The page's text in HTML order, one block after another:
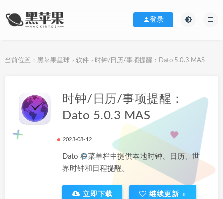
登录
当前位置： 黑苹果星球 > 软件 > 时钟/日历/事项提醒：Dato 5.0.3 MAS
时钟/日历/事项提醒：
Dato 5.0.3 MAS
2023-08-12
Dato 在菜单栏中提供本地时钟、日历、世
界时钟和日程提醒。
立即下载 继续更新 0